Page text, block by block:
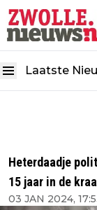
Laatste
Heterdaadje
15 jaar in de
03 JAN 2024,